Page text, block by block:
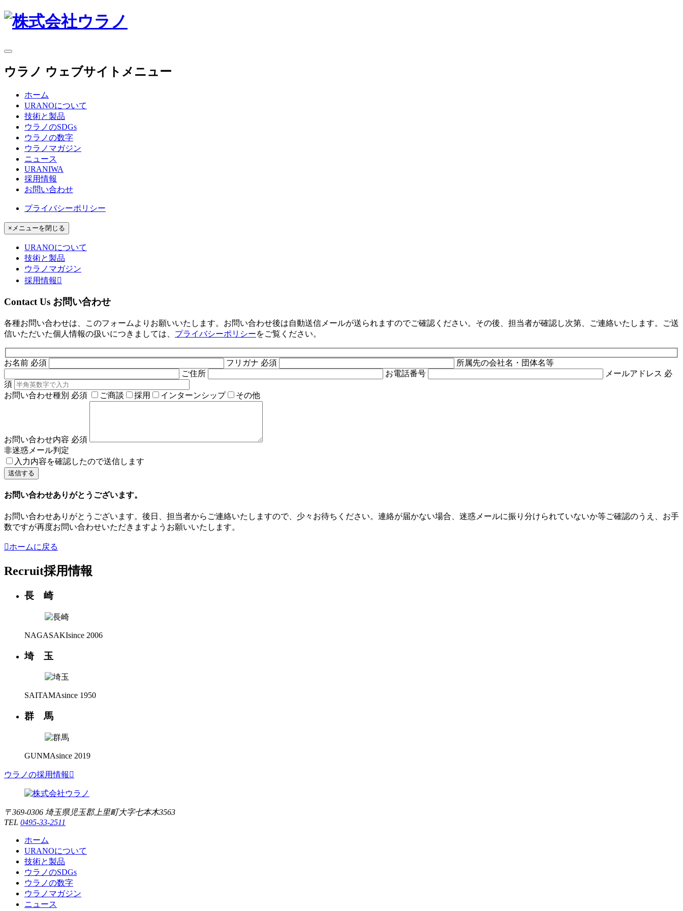
ウラノ ウェブサイトメニュー
ホーム
URANOについて
技術と製品
ウラノのSDGs
ウラノの数字
ウラノマガジン
ニュース
URANIWA
採用情報
お問い合わせ
プライバシーポリシー
× メニューを閉じる
URANOについて
技術と製品
ウラノマガジン
採用情報 
Contact Us お問い合わせ
各種お問い合わせは、このフォームよりお願いいたします。お問い合わせ後は自動送信メールが送られますのでご確認ください。その後、担当者が確認し次第、ご連絡いたします。ご送
信いただいた個人情報の扱いにつきましては、 プライバシーポリシーをご覧ください。
お名前 必須 フリガナ 必須
所属先の会社名・団体名等
ご住所
お電話番号 メールアドレス 必
須
お問い合わせ種別 必須 ご商談 採用 インターンシップ その他
お問い合わせ内容 必須
非迷惑メール判定
入力内容を確認したので送信します
お問い合わせありがとうございます。
お問い合わせありがとうございます。後日、担当者からご連絡いたしますので、少々お待ちください。連絡が届かない場合、迷惑メールに振り分けられていないか等ご確認のうえ、お手
数ですが再度お問い合わせいただきますようお願いいたします。
ホームに戻る
Recruit採用情報
長 崎
NAGASAKIsince 2006
埼 玉
SAITAMAsince 1950
群 馬
GUNMAsince 2019
ウラノの採用情報 
〒369-0306 埼玉県児玉郡上里町大字七本木3563
TEL 0495-33-2511
ホーム
URANOについて
技術と製品
ウラノのSDGs
ウラノの数字
ウラノマガジン
ニュース